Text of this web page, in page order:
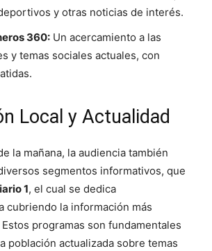
y otras noticias de interés.
360: Un acercamiento a las
y temas sociales actuales, con
Local y Actualidad
la mañana, la audiencia también
segmentos informativos, que
1, el cual se dedica
cubriendo la información más
programas son fundamentales
población actualizada sobre temas